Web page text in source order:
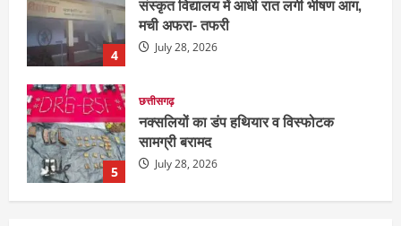
5
नक्सलियों का डंप हथियार व विस्फोटक
सामग्री बरामद
July 28, 2026
1
छत्तीसगढ़
रायपुर में “लक्ष्य” द्वारा भव्य प्रतिभा सम्मान एवं
करियर मार्गदर्शन कार्यक्रम संपन्न
August 5, 2026